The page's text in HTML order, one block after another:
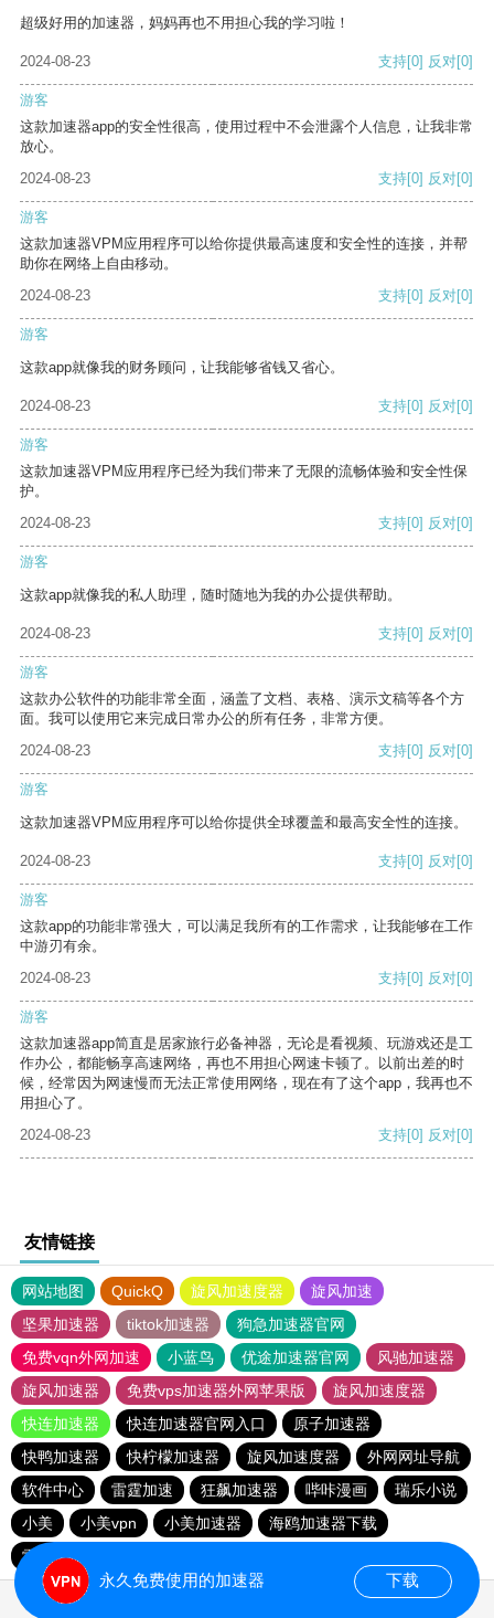
超级好用的加速器，妈妈再也不用担心我的学习啦！
2024-08-23 支持[0] 反对[0]
游客
这款加速器app的安全性很高，使用过程中不会泄露个人信息，让我非常
放心。
2024-08-23
支持[0] 反对[0]
游客
这款加速器VPM应用程序可以给你提供最高速度和安全性的连接，并帮
助你在网络上自由移动。
2024-08-23
支持[0] 反对[0]
游客
这款app就像我的财务顾问，让我能够省钱又省心。
2024-08-23 支持[0] 反对[0]
游客
这款加速器VPM应用程序已经为我们带来了无限的流畅体验和安全性保
护。
2024-08-23
支持[0] 反对[0]
游客
这款app就像我的私人助理，随时随地为我的办公提供帮助。
2024-08-23 支持[0] 反对[0]
游客
这款办公软件的功能非常全面，涵盖了文档、表格、演示文稿等各个方
面。我可以使用它来完成日常办公的所有任务，非常方便。
2024-08-23
支持[0] 反对[0]
游客
这款加速器VPM应用程序可以给你提供全球覆盖和最高安全性的连接。
2024-08-23 支持[0] 反对[0]
游客
这款app的功能非常强大，可以满足我所有的工作需求，让我能够在工作
中游刃有余。
2024-08-23
支持[0] 反对[0]
游客
这款加速器app简直是居家旅行必备神器，无论是看视频、玩游戏还是工
作办公，都能畅享高速网络，再也不用担心网速卡顿了。以前出差的时
候，经常因为网速慢而无法正常使用网络，现在有了这个app，我再也不
用担心了。
2024-08-23
支持[0] 反对[0]
友情链接
网站地图 QuickQ 旋风加速度器
旋风加速
坚果加速器
tiktok加速器
狗急加速器官网
免费vqn外网加速
小蓝鸟 优途加速器官网
风驰加速器
旋风加速器
免费vps加速器外网苹果版
旋风加速度器
快连加速器
快连加速器官网入口
原子加速器
快鸭加速器
快柠檬加速器 旋风加速度器
外网网址导航
软件中心
雷霆加速 狂飙加速器 哔咔漫画
瑞乐小说
小美
小美vpn 小美加速器
海鸥加速器下载
雷霆加速下载
永久免费使用的加速器 下载